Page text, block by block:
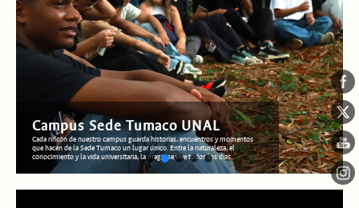
Campus Sede Tumaco UNAL
Cada rincón de nuestro campus guarda historias, encuentros y momentos
que hacen de la Sede Tumaco un lugar único. Entre la naturaleza, el
conocimiento y la vida universitaria, la magia se vive todos los días.